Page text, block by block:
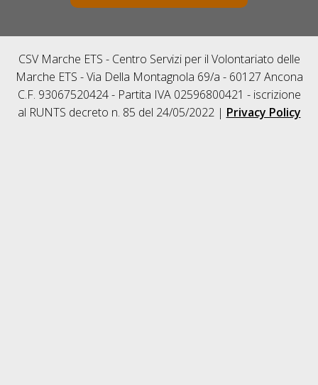
CSV Marche ETS - Centro Servizi per il Volontariato delle
Marche ETS - Via Della Montagnola 69/a - 60127 Ancona
C.F. 93067520424 - Partita IVA 02596800421 - iscrizione
al RUNTS decreto n. 85 del 24/05/2022 | Privacy Policy